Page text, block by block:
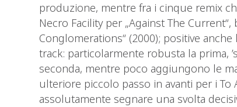
produzione, mentre fra i cinque remix
Necro Facility per „Against The
Conglomerations“ (2000); positive
track: particolarmente robusta la prima,
seconda, mentre poco aggiungono le
ulteriore piccolo passo in avanti per i
assolutamente segnare una svolta